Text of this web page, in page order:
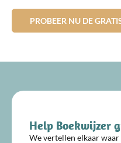
PROBEER NU DE
Help Boekwijzer
We vertellen elkaar waar